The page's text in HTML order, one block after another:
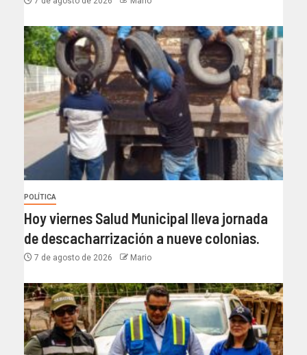
POLÍTICA
Hoy viernes Salud Municipal lleva jornada
de descacharrización a nueve colonias.
7 de agosto de 2026 Mario